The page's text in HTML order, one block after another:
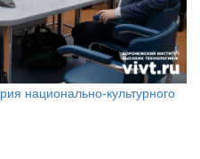
национально-культурного